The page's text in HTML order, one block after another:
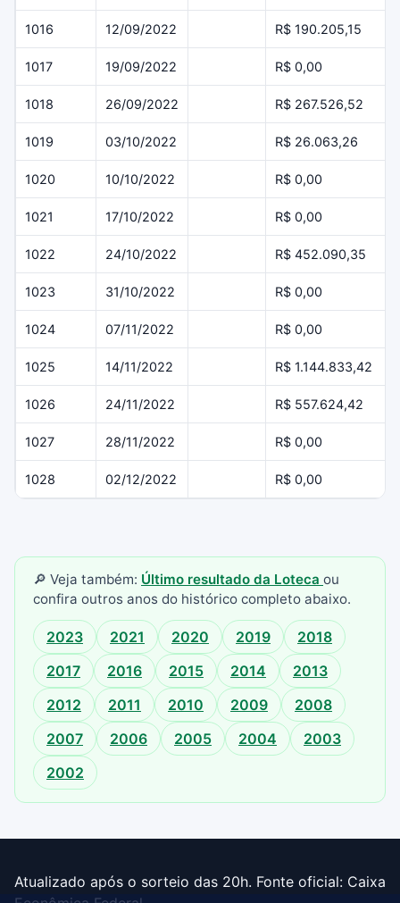
1016 12/09/2022 R$ 190.205,15
1017 19/09/2022 R$ 0,00
1018 26/09/2022 R$ 267.526,52
1019 03/10/2022 R$ 26.063,26
1020 10/10/2022 R$ 0,00
1021 17/10/2022 R$ 0,00
1022 24/10/2022 R$ 452.090,35
1023 31/10/2022 R$ 0,00
1024 07/11/2022 R$ 0,00
1025 14/11/2022 R$ 1.144.833,42
1026 24/11/2022 R$ 557.624,42
1027 28/11/2022 R$ 0,00
1028 02/12/2022 R$ 0,00
🔎 Veja também: Último resultado da Loteca ou
confira outros anos do histórico completo abaixo.
2023 2021 2020 2019
2018
2017
2016 2015 2014
2013
2012
2011 2010 2009
2008
2007
2006 2005 2004
2003
2002
Atualizado após o sorteio das 20h. Fonte oficial: Caixa